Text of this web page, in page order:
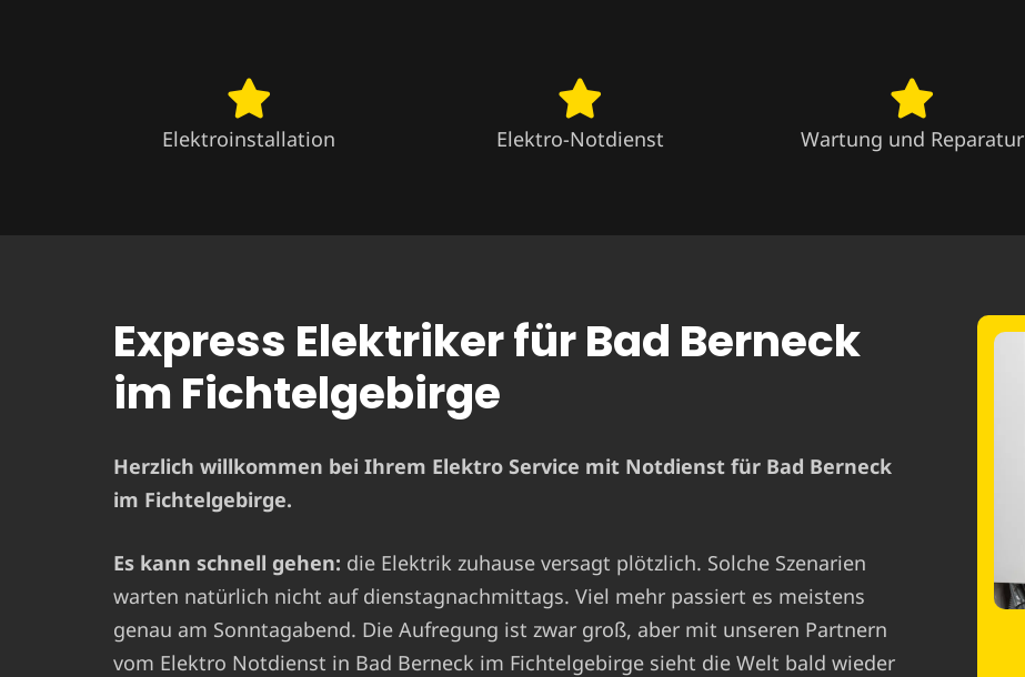
Elektroinstallation Elektro-Notdienst Wartung und Reparatur
Express Elektriker für Bad Berneck
im Fichtelgebirge
Herzlich willkommen bei Ihrem Elektro Service mit Notdienst für Bad Berneck
im Fichtelgebirge.
Es kann schnell gehen: die Elektrik zuhause versagt plötzlich. Solche Szenarien
warten natürlich nicht auf dienstagnachmittags. Viel mehr passiert es meistens
genau am Sonntagabend. Die Aufregung ist zwar groß, aber mit unseren Partnern
vom Elektro Notdienst in Bad Berneck im Fichtelgebirge sieht die Welt bald wieder